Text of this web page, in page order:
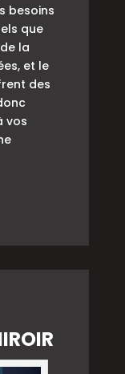
besoins
que
la
et le
des
vos